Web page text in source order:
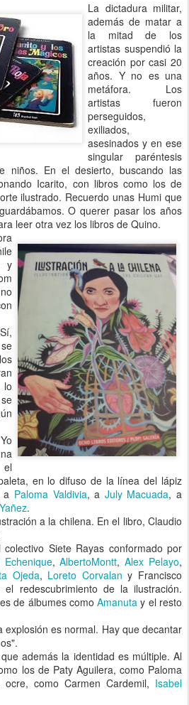
La dictadura militar,
además de matar a
la mitad de los
artistas suspendió la
creación por casi 20
años. Y no es una
metáfora. Los
artistas fueron
perseguidos,
exiliados,
asesinados y en ese
singular paréntesis
niños. En el desierto, buscando las
Icarito, con libros como los de
ilustrado. Recuerdo unas Humi que
O querer pasar los años
leer otra vez los libros de Quino.
y
lo
en lo difuso de la línea del lápiz
a Paloma Valdivia, a July Macuada, a
.
a la chilena. En el libro, Claudio
Siete Rayas conformado por
Echenique,AlbertoMontt,Alex Pelayo,
Ojeda, Loreto Corvalan y Francisco
el redescubrimiento de la ilustración.
de álbumes comoAmanuta y el resto
explosión es normal. Hay que decantar
además la identidad es múltiple. Al
los de Paty Aguilera, como Paloma
como Carmen Cardemil, Isabel